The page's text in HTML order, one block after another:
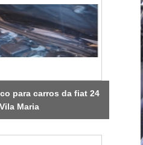
para carros da fiat 24
Maria